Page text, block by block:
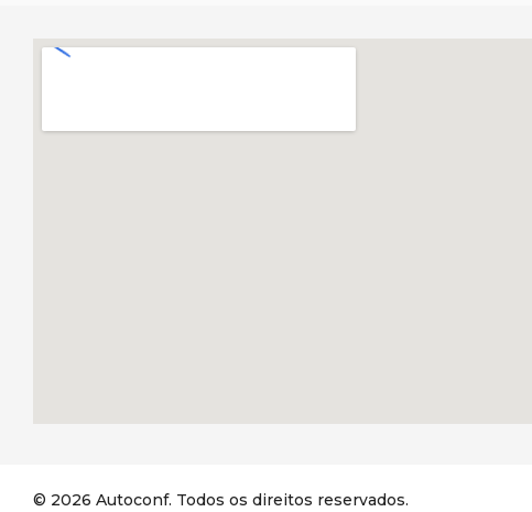
© 2026 Autoconf. Todos os direitos reservados.